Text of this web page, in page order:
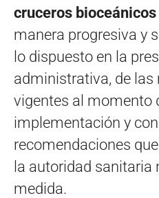
cruceros
manera progresiva y
lo dispuesto en la
administrativa, de
vigentes al momento
implementación y
recomendaciones
la autoridad sanitaria
medida.